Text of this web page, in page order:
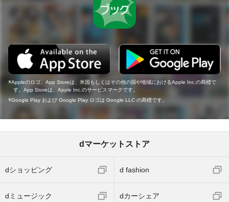
Appleのロゴ、App Storeは、米国もしくはその他の国や地域におけるApple Inc.の商標で
す。App Storeは、Apple Inc.のサービスマークです。
Google Play および Google Play ロゴは Google LLC の商標です。
dマーケットストア
dショッピング d fashion
dミュージック dカーシェア